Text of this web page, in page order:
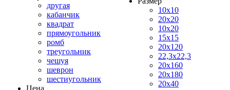
другая
кабанчик
квадрат
прямоугольник
ромб
треугольник
чешуя
шеврон
шестиугольник
Цена
10x10
20x20
10x20
15x15
20x120
22,3x22,3
20x160
20x180
20x40